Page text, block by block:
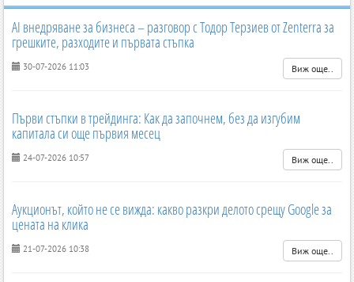
AI внедряване за бизнеса – разговор с Тодор Терзиев от Zenterra за
грешките, разходите и първата стъпка
30-07-2026 11:03 Виж още..
Първи стъпки в трейдинга: Как да започнем, без да изгубим
капитала си още първия месец
24-07-2026 10:57 Виж още..
Аукционът, който не се вижда: какво разкри делото срещу Google за
цената на клика
21-07-2026 10:38 Виж още..